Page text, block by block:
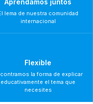
Aprendamos juntos
lema de nuestra comunidad
internacional
Flexible
la forma de explicar
educativamente el tema que
necesites